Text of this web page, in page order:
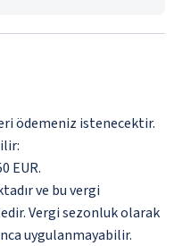
ödemeniz istenecektir.
EUR.
ve bu vergi
Vergi sezonluk olarak
uygulanmayabilir.